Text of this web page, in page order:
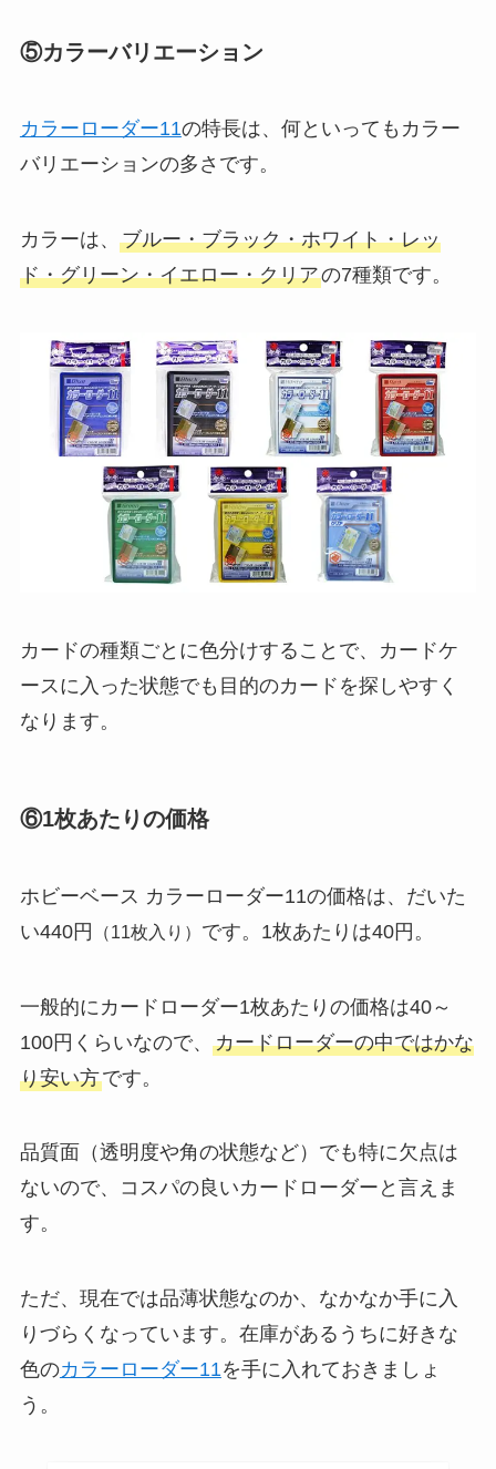
⑤カラーバリエーション
カラーローダー11の特長は、何といってもカラー
バリエーションの多さです。
カラーは、 ブルー・ブラック・ホワイト・レッ
ド・グリーン・イエロー・クリアの7種類です。
カードの種類ごとに色分けすることで、カードケ
ースに入った状態でも目的のカードを探しやすく
なります。
⑥1枚あたりの価格
ホビーベース カラーローダー11の価格は、だいた
い440円
（11枚入り） です。1枚あたりは40円。
一般的にカードローダー1枚あたりの価格は40～
100円くらいなので、 カードローダーの中ではかな
り安い方です。
品質面（透明度や角の状態など）でも特に欠点は
ないので、コスパの良いカードローダーと言えま
す。
ただ、現在では品薄状態なのか、なかなか手に入
りづらくなっています。在庫があるうちに好きな
色のカラーローダー11を手に入れておきましょ
う。